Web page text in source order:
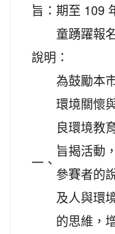
旨： 期至 109
童踴躍報
說明：
一、
為鼓勵本
環境關懷
良環境教
旨揭活動
參賽者的
及人與環
的思維，